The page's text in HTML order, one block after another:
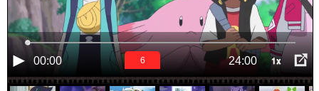
00:00 24:00 1x
6